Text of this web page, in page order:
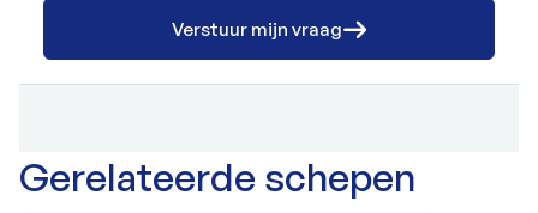
Verstuur mijn vraag
Gerelateerde schepen